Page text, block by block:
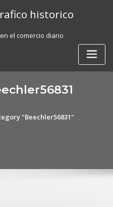
historico
el comercio diario
"Beechler56831"